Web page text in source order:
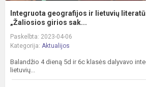
Integruota geografijos ir lietuvių
„Žaliosios girios sak...
Paskelbta: 2023-04-06
Kategorija: Aktualijos
Balandžio 4 dieną 5d ir 6c klasės dalyvavo
lietuvių...